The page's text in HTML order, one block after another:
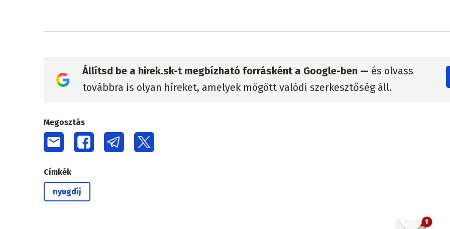
Állítsd be a hirek.sk-t megbízható forrásként a Google-ben — és olvass
továbbra is olyan híreket, amelyek mögött valódi szerkesztőség áll.
Megosztás
Címkék
nyugdíj